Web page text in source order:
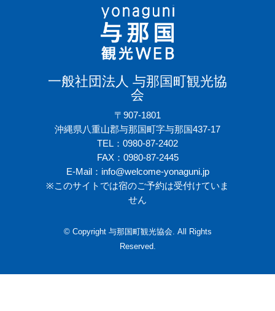
一般社団法人 与那国町観光協
会
〒907-1801
沖縄県八重山郡与那国町字与那国437-17
TEL：0980-87-2402
FAX：0980-87-2445
E-Mail：info@welcome-yonaguni.jp
※このサイトでは宿のご予約は受付けていま
せん
© Copyright 与那国町観光協会. All Rights
Reserved.